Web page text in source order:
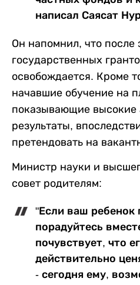
написал Саясат
Он напомнил, что после
государственных
освобождается. Кроме
начавшие обучение на
показывающие высокие
результаты,
претендовать на
Министр науки и
совет родителям:
"Если ваш ребенок
порадуйтесь
почувствует, что
действительно
- сегодня ему,